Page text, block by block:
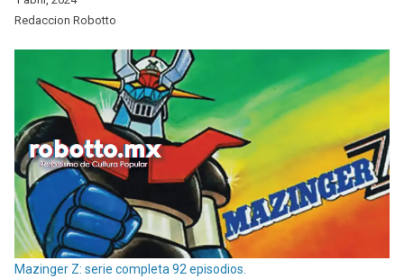
Redaccion Robotto
Mazinger Z: serie completa 92 episodios.